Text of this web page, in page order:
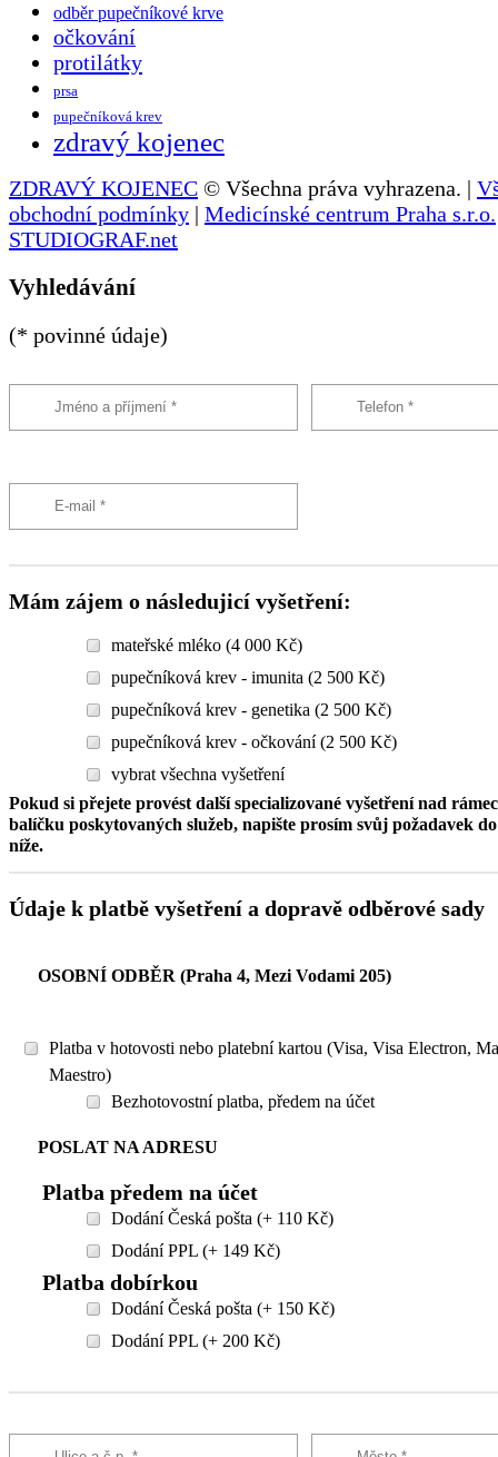
odběr pupečníkové krve
očkování
protilátky
prsa
pupečníková krev
zdravý kojenec
ZDRAVÝ KOJENEC © Všechna práva vyhrazena. |
obchodní podmínky | Medicínské centrum Praha s.r.o.
STUDIOGRAF.net
Vyhledávání
(* povinné údaje)
Mám zájem o následujicí vyšetření:
mateřské mléko (4 000 Kč)
pupečníková krev - imunita (2 500 Kč)
pupečníková krev - genetika (2 500 Kč)
pupečníková krev - očkování (2 500 Kč)
vybrat všechna vyšetření
Pokud si přejete provést další specializované vyšetření nad
balíčku poskytovaných služeb, napište prosím svůj požadavek
níže.
Údaje k platbě vyšetření a dopravě odběrové sady
OSOBNÍ ODBĚR (Praha 4, Mezi Vodami 205)
Platba v hotovosti nebo platební kartou (Visa, Visa Electron,
Maestro)
Bezhotovostní platba, předem na účet
POSLAT NA ADRESU
Platba předem na účet
Dodání Česká pošta (+ 110 Kč)
Dodání PPL (+ 149 Kč)
Platba dobírkou
Dodání Česká pošta (+ 150 Kč)
Dodání PPL (+ 200 Kč)